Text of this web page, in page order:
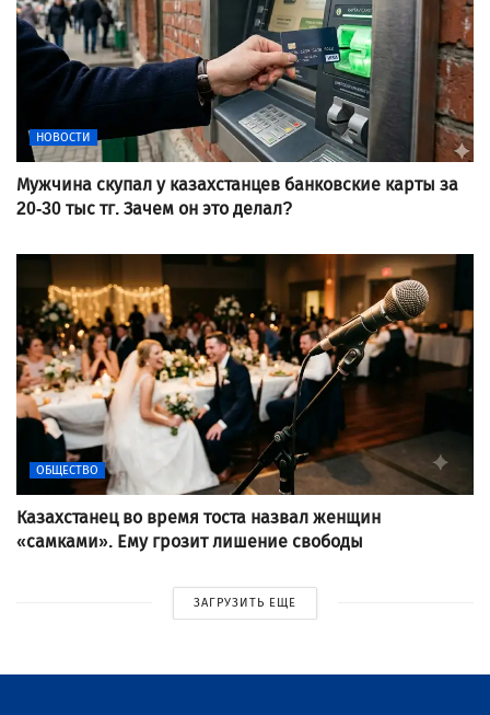
НОВОСТИ
Мужчина скупал у казахстанцев банковские карты за
20-30 тыс тг. Зачем он это делал?
ОБЩЕСТВО
Казахстанец во время тоста назвал женщин
«самками». Ему грозит лишение свободы
ЗАГРУЗИТЬ ЕЩЕ